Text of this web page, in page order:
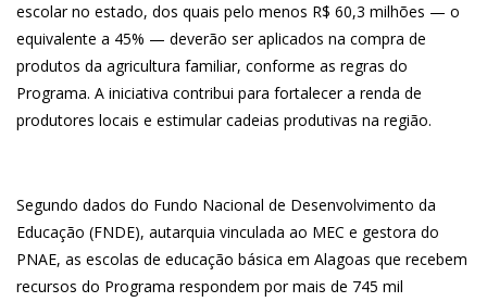
escolar no estado, dos quais pelo menos R$ 60,3 milhões — o
equivalente a 45% — deverão ser aplicados na compra de
produtos da agricultura familiar, conforme as regras do
Programa. A iniciativa contribui para fortalecer a renda de
produtores locais e estimular cadeias produtivas na região.
Segundo dados do Fundo Nacional de Desenvolvimento da
Educação (FNDE), autarquia vinculada ao MEC e gestora do
PNAE, as escolas de educação básica em Alagoas que recebem
recursos do Programa respondem por mais de 745 mil